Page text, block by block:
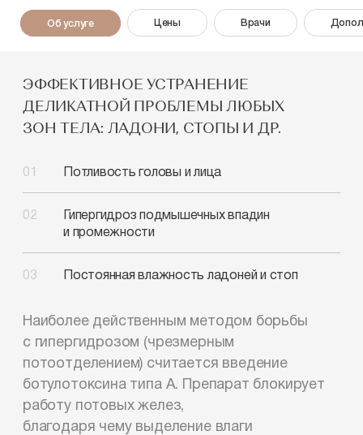
Об услуге Цены Врачи
ЭФФЕКТИВНОЕ УСТРАНЕНИЕ
ДЕЛИКАТНОЙ ПРОБЛЕМЫ ЛЮБЫХ
ЗОН ТЕЛА: ЛАДОНИ, СТОПЫ И ДР.
Потливость головы и лица
Гипергидроз подмышечных впадин
и промежности
Постоянная влажностьладоней и стоп
Наиболее действенным методом борьбы
с гипергидрозом (чрезмерным
потоотделением) считается введение
ботулотоксина типа А. Препарат блокирует
работу потовых желез,
благодаря чему выделение влаги